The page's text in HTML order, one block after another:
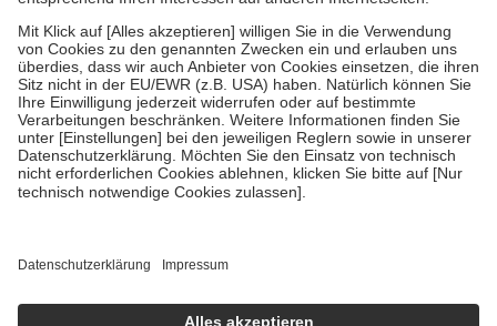
stärken und die besondere Stellung der Familie zu unterstützen,
fallenkeine Zuzahlungenan bei:
• Kindern und Jugendlichen bis zum vollendeten 18. Lebensjahr
mit Ausnahme der Fahrkosten
• Untersuchungen zur Vorsorge und Früherkennung, die von der
GKV getragen werden
• empfohlenen Schutzimpfungen
• Harn- und Blutteststreifen
getroffen, um sicherzustellen, dass es sich um echte Bewertungen
https://help.etrusted.com/hc/de/articles/4419944605341